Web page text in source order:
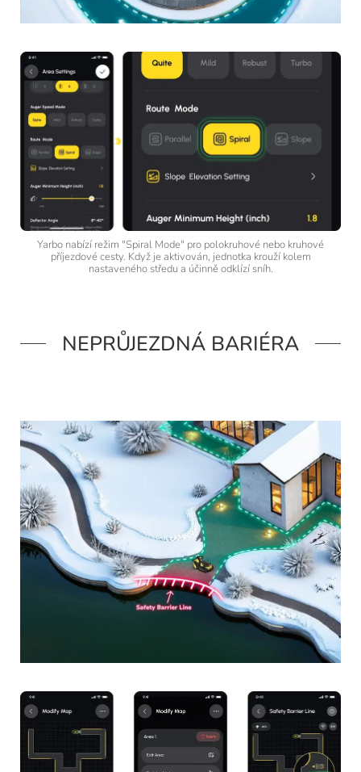
Yarbo nabízí režim "Spiral Mode" pro polokruhové nebo kruhové
příjezdové cesty. Když je aktivován, jednotka krouží kolem
nastaveného středu a účinně odklízí sníh.
NEPRŮJEZDNÁ BARIÉRA